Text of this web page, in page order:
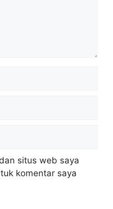
situs web saya
komentar saya